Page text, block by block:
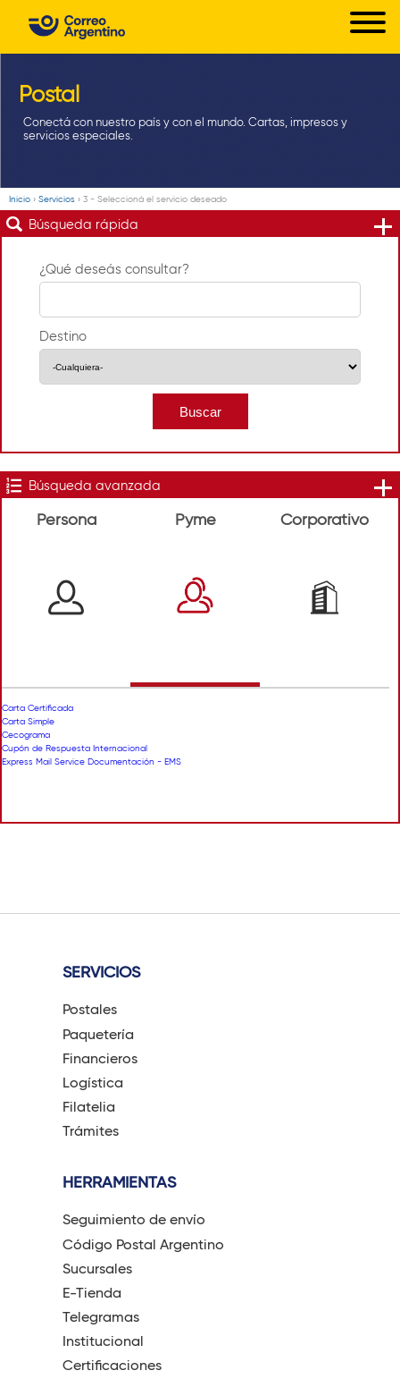
g
Postal
Conectá con nuestro país y con el mundo. Cartas, impresos y
servicios especiales.
Usted
está
Inicio › Servicios › 3 - Seleccioná el servicio deseado
Búsqueda rápida
¿Qué deseás consultar?
Destino
Búsqueda avanzada
Persona Pyme Corporativo
Carta Certificada
Carta Simple
Cecograma
Cupón de Respuesta Internacional
Express Mail Service Documentación - EMS
SERVICIOS
Postales
Paquetería
Financieros
Logística
Filatelia
Trámites
HERRAMIENTAS
Seguimiento de envío
Código Postal Argentino
Sucursales
E-Tienda
Telegramas
Institucional
Certificaciones